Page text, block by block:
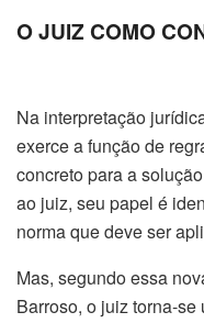
O JUIZ COMO
Na interpretação
exerce a função de
concreto para a
ao juiz, seu papel é
norma que deve ser
Mas, segundo essa
Barroso, o juiz torna-